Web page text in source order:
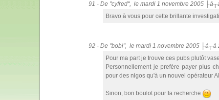
91 - De "cyfred", le mardi 1 novembre 2005
Bravo à vous pour cette brillante
92 - De "bobi", le mardi 1 novembre 2005 ├á┬á
Pour ma part je trouve ces pubs plutôt
Personnellement je prefère payer plus
pour des nigos qu'à un nouvel opérateur
Sinon, bon boulot pour la recherche